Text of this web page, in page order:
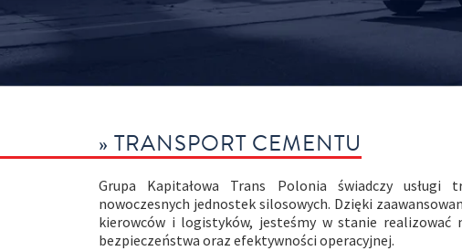
» TRANSPORT CEMENTU
Grupa Kapitałowa Trans Polonia świadczy usługi
nowoczesnych jednostek silosowych. Dzięki
kierowców i logistyków, jesteśmy w stanie realizować
bezpieczeństwa oraz efektywności operacyjnej.